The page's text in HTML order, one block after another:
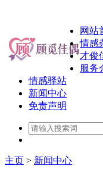
网站
情感
才俊
服务
情感驿站
新闻中心
免责声明
主页 > 新闻中心